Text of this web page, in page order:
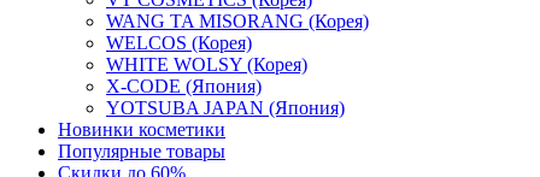
WANG TA MISORANG (Корея)
WELCOS (Корея)
WHITE WOLSY (Корея)
X-CODE (Япония)
YOTSUBA JAPAN (Япония)
Новинки косметики
Популярные товары
Скидки до 60%